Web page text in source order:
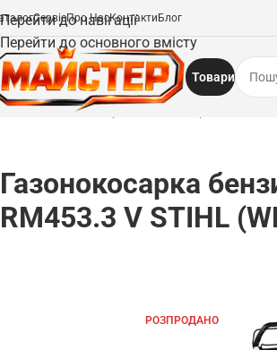
Перейти до навігації
Перейти до основного вмісту
СервісПро НасКонтакти Блог
Товари
Газонокосарки
Газонокосарка
RM453.3 V STIHL
РОЗПРОДАНО